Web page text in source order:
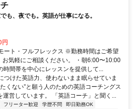
も、夜でも。英語が仕事になる。
円
ート・フルフレックス ※勤務時間はご希望
お気軽にご相談ください。 ・朝6:00〜10:00
間帯を中心にレッスンを提供して...
つけた英語力、使わないまま眠らせていま
くない”と願う人のための英語コーチングス
営しています。 「英語コーチ」と聞く...
フリーター歓迎 学歴不問
即日勤務OK